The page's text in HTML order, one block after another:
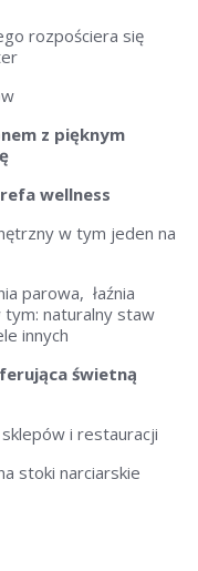
rozpościera się
z pięknym
wellness
w tym jeden na
parowa, łaźnia
naturalny staw
innych
świetną
i restauracji
stoki narciarskie